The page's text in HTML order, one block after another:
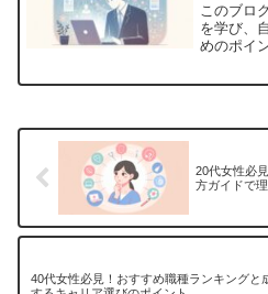
このブロ
を学び、
めのポイ
長機会、
20代女性必
方ガイドで
40代女性必見！おすすめ職種ランキングと